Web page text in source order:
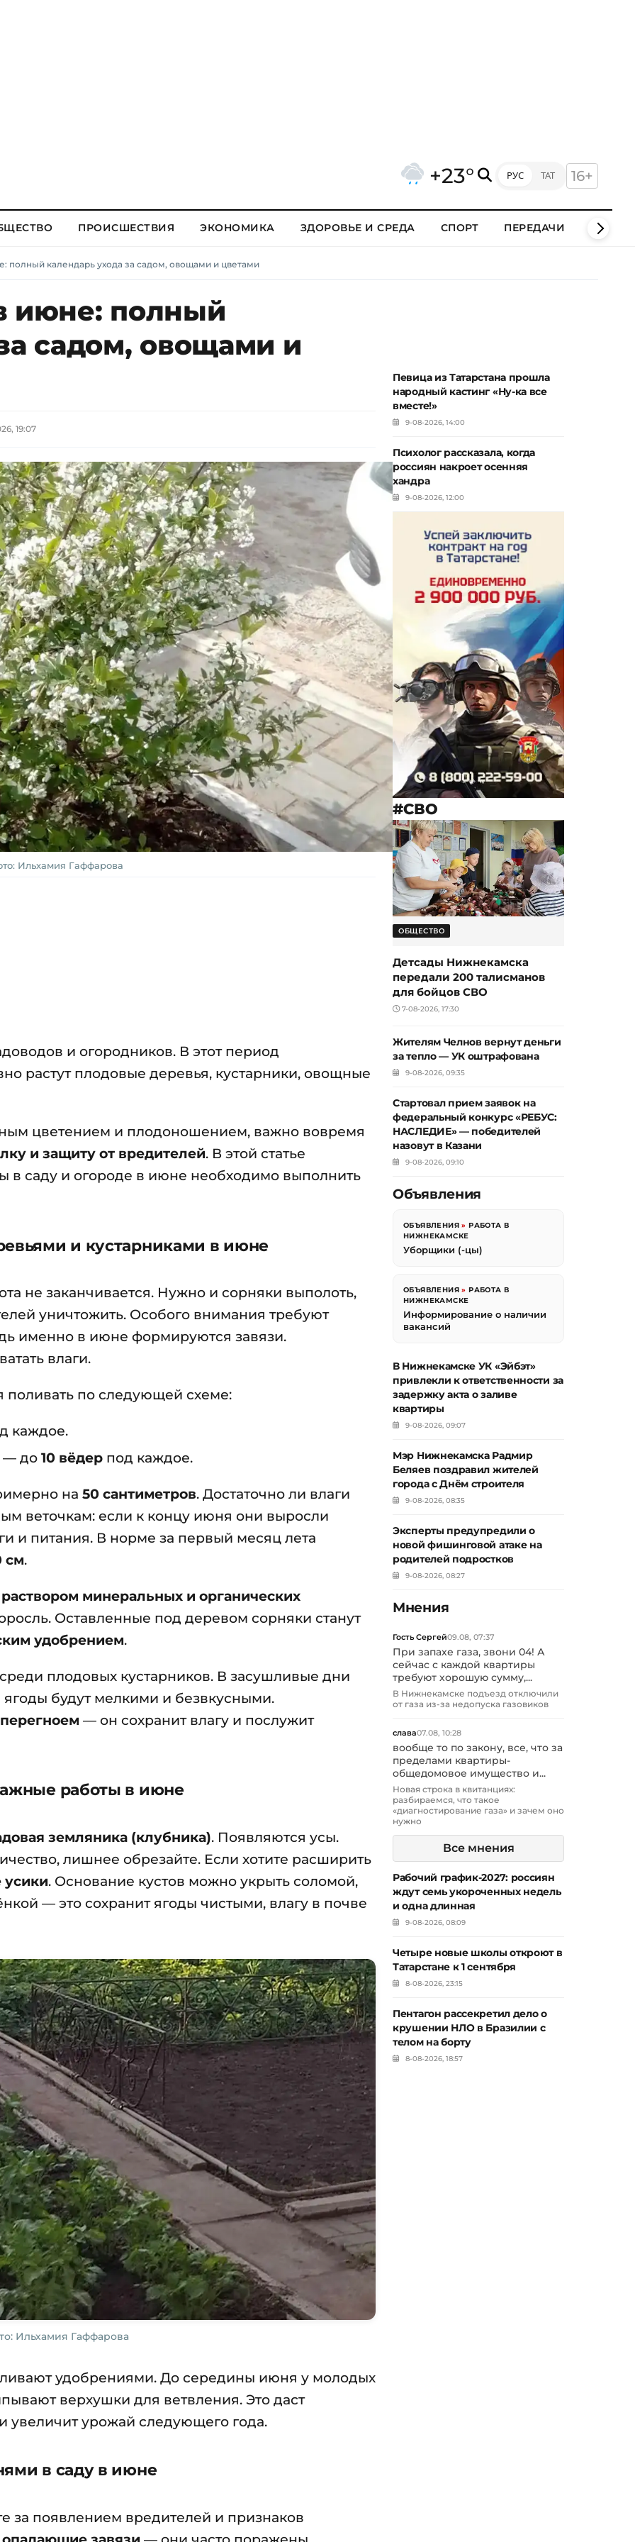
+23° РУС ТАТ 16+
ПРОИСШЕСТВИЯ ЭКОНОМИКА ЗДОРОВЬЕ И СРЕДА СПОРТ ПЕРЕДАЧИ КЛИПЫ
полный календарь ухода за садом, овощами и цветами
июне: полный
садом, овощами и
19:07
Ильхамия Гаффарова
и огородников. В этот период
растут плодовые деревья, кустарники, овощные
цветением и плодоношением, важно вовремя
и защиту от вредителей. В этой статье
в саду и огороде в июне необходимо выполнить
и кустарниками в июне
не заканчивается. Нужно и сорняки выполоть,
уничтожить. Особого внимания требуют
именно в июне формируются завязи.
влаги.
поливать по следующей схеме:
каждое.
до 10 вёдерпод каждое.
на 50 сантиметров. Достаточно ли влаги
веточкам: если к концу июня они выросли
и питания. В норме за первый месяц лета
см.
минеральных и органических
Оставленные под деревом сорняки станут
удобрением.
плодовых кустарников. В засушливые дни
будут мелкими и безвкусными.
перегноем — он сохранит влагу и послужит
работы в июне
земляника (клубника). Появляются усы.
лишнее обрезайте. Если хотите расширить
. Основание кустов можно укрыть соломой,
— это сохранит ягоды чистыми, влагу в почве
Ильхамия Гаффарова
удобрениями. До середины июня у молодых
верхушки для ветвления. Это даст
увеличит урожай следующего года.
в саду в июне
за появлением вредителей и признаков
Певица из Татарстана прошла
народный кастинг «Ну-ка все
вместе!»
9-08-2026, 14:00
Психолог рассказала, когда
россиян накроет осенняя
хандра
9-08-2026, 12:00
#СВО
ОБЩЕСТВО
Детсады Нижнекамска
передали 200 талисманов
для бойцов СВО
7-08-2026, 17:30
Жителям Челнов вернут деньги
за тепло — УК оштрафована
9-08-2026, 09:35
Стартовал прием заявок на
федеральный конкурс «РЕБУС:
НАСЛЕДИЕ» — победителей
назовут в Казани
9-08-2026, 09:10
Объявления
ОБЪЯВЛЕНИЯ »РАБОТА В
НИЖНЕКАМСКЕ
Уборщики (-цы)
ОБЪЯВЛЕНИЯ »РАБОТА В
НИЖНЕКАМСКЕ
Информирование о наличии
вакансий
В Нижнекамске УК «Эйбэт»
привлекли к ответственности за
задержку акта о заливе
квартиры
9-08-2026, 09:07
Мэр Нижнекамска Радмир
Беляев поздравил жителей
города с Днём строителя
9-08-2026, 08:35
Эксперты предупредили о
новой фишинговой атаке на
родителей подростков
9-08-2026, 08:27
Мнения
Гость Сергей09.08, 07:37
При запахе газа, звони 04! А
сейчас с каждой квартиры
требуют хорошую сумму,...
В Нижнекамске подъезд отключили
от газа из-за недопуска газовиков
слава07.08, 10:28
вообще то по закону, все, что за
пределами квартиры-
общедомовое имущество и...
Новая строка в квитанциях:
разбираемся, что такое
«диагностирование газа» и зачем оно
нужно
Все мнения
Рабочий график-2027: россиян
ждут семь укороченных недель
и одна длинная
9-08-2026, 08:09
Четыре новые школы откроют в
Татарстане к 1 сентября
8-08-2026, 23:15
Пентагон рассекретил дело о
крушении НЛО в Бразилии с
телом на борту
8-08-2026, 18:57